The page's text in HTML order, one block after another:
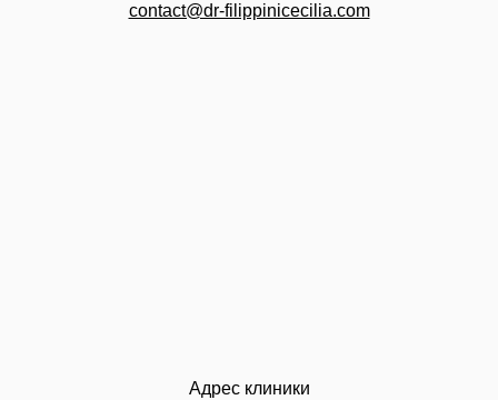
contact@dr-filippinicecilia.com
Адрес клиники